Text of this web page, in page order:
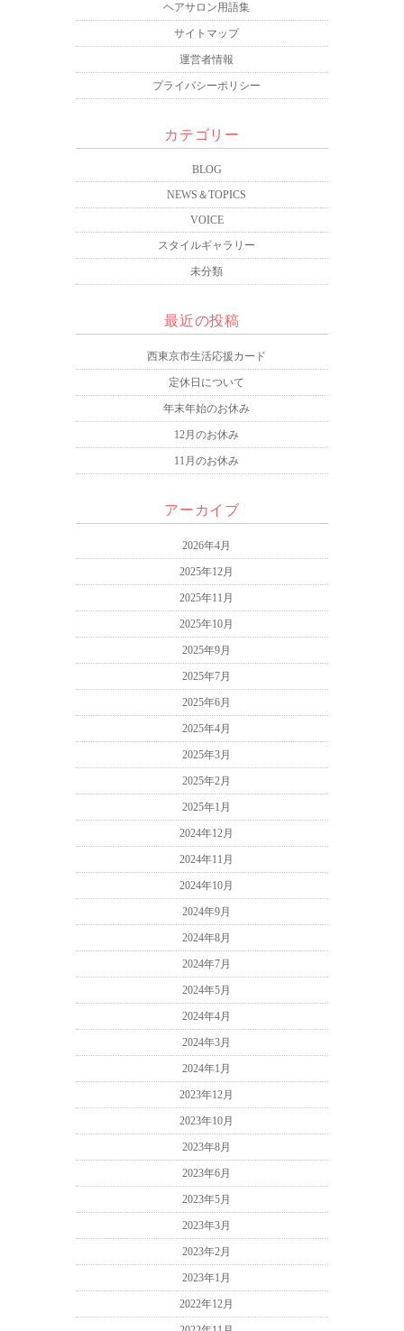
ヘアサロン用語集
サイトマップ
運営者情報
プライバシーポリシー
カテゴリー
BLOG
NEWS＆TOPICS
VOICE
スタイルギャラリー
未分類
最近の投稿
西東京市生活応援カード
定休日について
年末年始のお休み
12月のお休み
11月のお休み
アーカイブ
2026年4月
2025年12月
2025年11月
2025年10月
2025年9月
2025年7月
2025年6月
2025年4月
2025年3月
2025年2月
2025年1月
2024年12月
2024年11月
2024年10月
2024年9月
2024年8月
2024年7月
2024年5月
2024年4月
2024年3月
2024年1月
2023年12月
2023年10月
2023年8月
2023年6月
2023年5月
2023年3月
2023年2月
2023年1月
2022年12月